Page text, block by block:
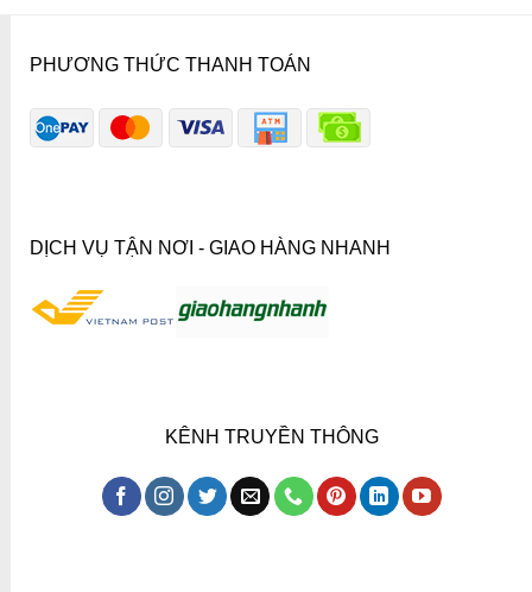
PHƯƠNG THỨC THANH TOÁN
DỊCH VỤ TẬN NƠI - GIAO HÀNG NHANH
KÊNH TRUYỀN THÔNG